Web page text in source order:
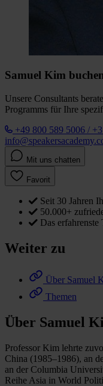
Samuel Kim
Unsere Consultants
Programms für Ihre
+49 800 589 5006 /
Mit uns chatten
Favorit
Seit 30 Jahren
50.000+
Das erfahrenste
Weiter zu
Über Samuel
Themen
Über Samuel
Professor Kim lehrte
China (1985–1986), an
an der Columbia
Reihe Asia in World